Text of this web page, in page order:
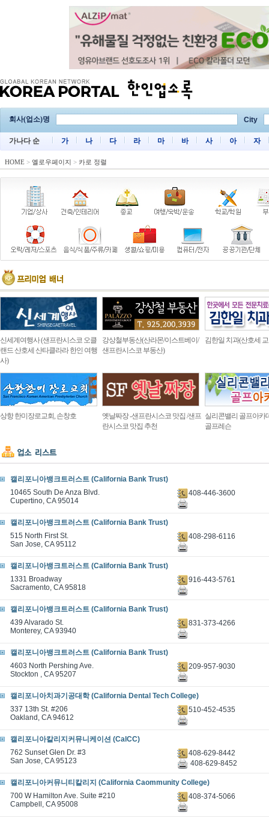
회사(업소)명 City
가나다 순 가 나 다 라 마 바 사 아 자
HOME > 옐로우페이지 > 카로 정렬
신세계여행사 (샌프란시스코 오클
랜드 산호세 산타클라라 한인 여행
사)
강상철부동산(산라몬/이스트베이/
샌프란시스코 부동산)
김한일 치과(산호세
상항 한미장로교회, 손창호
옛날짜장 -샌프란시스코 맛집 /샌프
란시스코 맛집 추천
실리콘밸리 골프아카
골프레슨
캘리포니아뱅크트러스트 (California Bank Trust)
10465 South De Anza Blvd.
Cupertino, CA 95014
408-446-3600
캘리포니아뱅크트러스트 (California Bank Trust)
515 North First St.
San Jose, CA 95112
408-298-6116
캘리포니아뱅크트러스트 (California Bank Trust)
1331 Broadway
Sacramento, CA 95818
916-443-5761
캘리포니아뱅크트러스트 (California Bank Trust)
439 Alvarado St.
Monterey, CA 93940
831-373-4266
캘리포니아뱅크트러스트 (California Bank Trust)
4603 North Pershing Ave.
Stockton , CA 95207
209-957-9030
캘리포니아치과기공대학 (California Dental Tech College)
337 13th St. #206
Oakland, CA 94612
510-452-4535
캘리포니아칼리지커뮤니케이션 (CalCC)
762 Sunset Glen Dr. #3
San Jose, CA 95123
408-629-8442
408-629-8452
캘리포니아커뮤니티칼리지 (California Caommunity College)
700 W Hamilton Ave. Suite #210
Campbell, CA 95008
408-374-5066